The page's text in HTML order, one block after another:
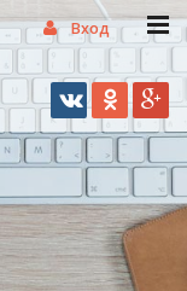
Вход